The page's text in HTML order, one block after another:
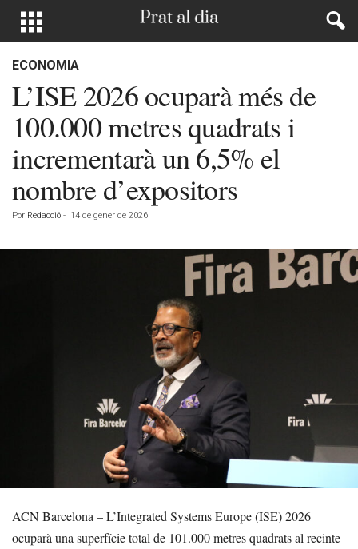
ECONOMIA
L’ISE 2026 ocuparà més de
100.000 metres quadrats i
incrementarà un 6,5% el
nombre d’expositors
Por Redacció - 14 de gener de 2026
ACN Barcelona – L’Integrated Systems Europe (ISE) 2026
ocuparà una superfície total de 101.000 metres quadrats al recinte